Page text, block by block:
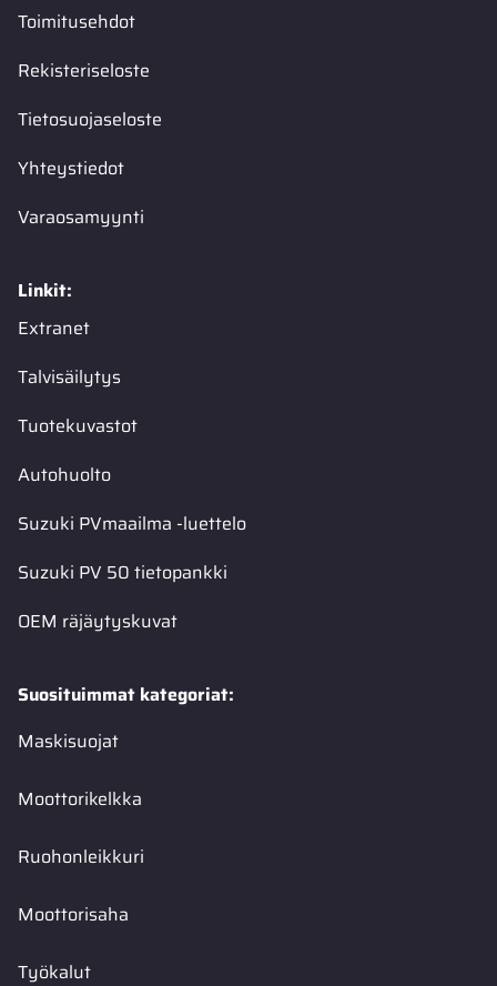
Toimitusehdot
Rekisteriseloste
Tietosuojaseloste
Yhteystiedot
Varaosamyynti
Linkit:
Extranet
Talvisäilytys
Tuotekuvastot
Autohuolto
Suzuki PVmaailma -luettelo
Suzuki PV 50 tietopankki
OEM räjäytyskuvat
Suosituimmat kategoriat:
Maskisuojat
Moottorikelkka
Ruohonleikkuri
Moottorisaha
Työkalut